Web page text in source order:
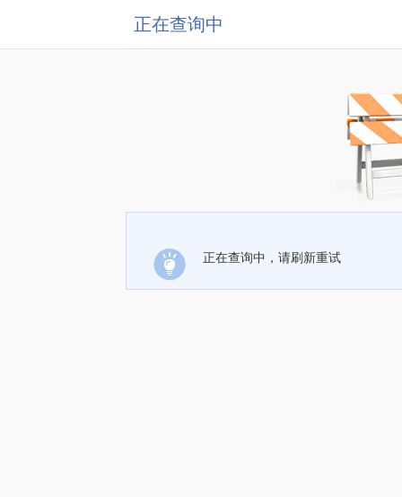
正在查询中
正在查询中，请刷新重试